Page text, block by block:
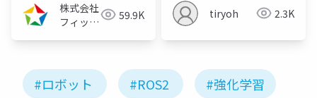
徹底理解～
（2022/11/30）
株式会社
フィック
59.9K tiryoh 2.3K
#ロボット #ROS2 #強化学習